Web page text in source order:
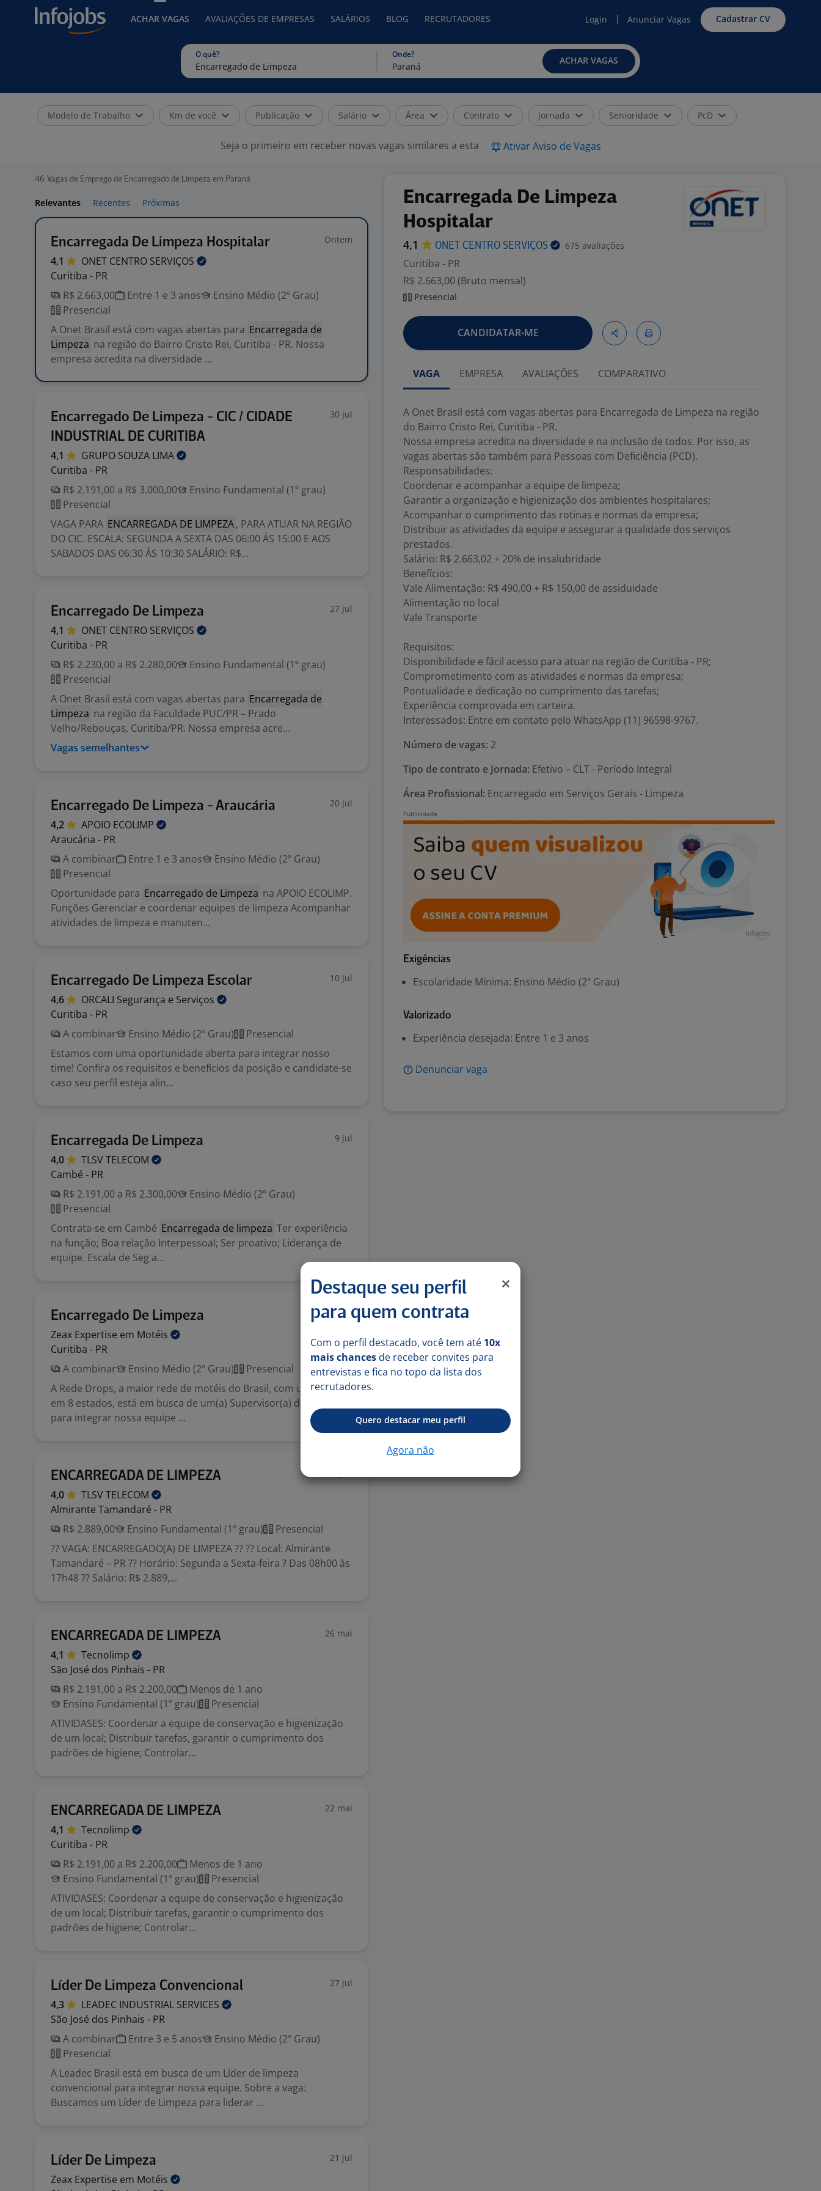
ACHAR VAGAS AVALIAÇÕES DE EMPRESAS SALÁRIOS BLOG RECRUTADORES Login Anunciar Vagas Cadastrar CV
O quê? Onde?
ACHAR VAGAS
Modelo de Trabalho Km de você Publicação Salário Área Contrato Jornada Senioridade PcD
Seja o primeiro em receber novas vagas similares a esta Ativar Aviso de Vagas
46 Vagas de Emprego de Encarregado de Limpeza em Paraná
Relevantes Recentes Próximas
Encarregada De Limpeza Hospitalar Ontem
4,1 ONET CENTRO SERVIÇOS
Curitiba - PR
R$ 2.663,00
Entre 1 e 3 anos
Ensino Médio (2º Grau)
Presencial
A Onet Brasil está com vagas abertas para Encarregada de
Limpeza na região do Bairro Cristo Rei, Curitiba - PR. Nossa
empresa acredita na diversidade ...
Encarregado De Limpeza - CIC / CIDADE
INDUSTRIAL DE CURITIBA
30 jul
4,1 GRUPO SOUZA LIMA
Curitiba - PR
R$ 2.191,00 a R$ 3.000,00
Ensino Fundamental (1º grau)
Presencial
VAGA PARA ENCARREGADA DE LIMPEZA, PARA ATUAR NA REGIÃO
DO CIC. ESCALA: SEGUNDA A SEXTA DAS 06:00 ÁS 15:00 E AOS
SABADOS DAS 06:30 ÁS 10:30 SALÁRIO: R$...
Encarregado De Limpeza 27 jul
4,1 ONET CENTRO SERVIÇOS
Curitiba - PR
R$ 2.230,00 a R$ 2.280,00
Ensino Fundamental (1º grau)
Presencial
A Onet Brasil está com vagas abertas para Encarregada de
Limpeza na região da Faculdade PUC/PR – Prado
Velho/Rebouças, Curitiba/PR. Nossa empresa acre...
Vagas semelhantes
Encarregado De Limpeza - Araucária 20 jul
4,2 APOIO ECOLIMP
Araucária - PR
A combinar
Entre 1 e 3 anos
Ensino Médio (2º Grau)
Presencial
Oportunidade para Encarregado de Limpeza na APOIO ECOLIMP.
Funções Gerenciar e coordenar equipes de limpeza Acompanhar
atividades de limpeza e manuten...
Encarregado De Limpeza Escolar 10 jul
4,6 ORCALI Segurança e Serviços
Curitiba - PR
A combinar
Ensino Médio (2º Grau)
Presencial
Estamos com uma oportunidade aberta para integrar nosso
time! Confira os requisitos e benefícios da posição e candidate-se
caso seu perfil esteja alin...
Encarregada De Limpeza 9 jul
4,0 TLSVTELECOM
Cambé - PR
R$ 2.191,00 a R$ 2.300,00
Ensino Médio (2º Grau)
Presencial
Contrata-se em Cambé Encarregada de limpeza Ter experiência
na função; Boa relação Interpessoal; Ser proativo; Liderança de
equipe. Escala de Seg a...
Encarregado De Limpeza 2 jul
Zeax Expertise em Motéis
Curitiba - PR
A combinar
Ensino Médio (2º Grau)
Presencial
A Rede Drops, a maior rede de motéis do Brasil, com unidades
em 8 estados, está em busca de um(a) Supervisor(a) de Limpeza
para integrar nossa equipe ...
ENCARREGADA DE LIMPEZA
4,0 TLSVTELECOM
Almirante Tamandaré - PR
R$ 2.889,00
Ensino Fundamental (1º grau)
Presencial
?? VAGA: ENCARREGADO(A) DE LIMPEZA ?? ?? Local: Almirante
Tamandaré – PR ?? Horário: Segunda a Sexta-feira ? Das 08h00 às
17h48 ?? Salário: R$ 2.889,...
ENCARREGADA DE LIMPEZA 26 mai
4,1
Tecnolimp
São José dos Pinhais - PR
R$ 2.191,00 a R$ 2.200,00
Menos de 1 ano
Ensino Fundamental (1º grau)
Presencial
ATIVIDASES: Coordenar a equipe de conservação e higienização
de um local; Distribuir tarefas, garantir o cumprimento dos
padrões de higiene; Controlar...
ENCARREGADA DE LIMPEZA 22 mai
4,1
Tecnolimp
Curitiba - PR
R$ 2.191,00 a R$ 2.200,00
Menos de 1 ano
Ensino Fundamental (1º grau)
Presencial
ATIVIDASES: Coordenar a equipe de conservação e higienização
de um local; Distribuir tarefas, garantir o cumprimento dos
padrões de higiene; Controlar...
Líder De Limpeza Convencional 27 jul
4,3 LEADEC INDUSTRIAL SERVICES
São José dos Pinhais - PR
A combinar
Entre 3 e 5 anos
Ensino Médio (2º Grau)
Presencial
A Leadec Brasil está em busca de um Líder de limpeza
convencional para integrar nossa equipe. Sobre a vaga:
Buscamos um Líder de Limpeza para liderar ...
Líder De Limpeza 21 jul
Zeax Expertise em Motéis
Encarregada De Limpeza
Hospitalar
4,1 ONET CENTRO SERVIÇOS 675 avaliações
Curitiba - PR
R$ 2.663,00 (Bruto mensal)
Presencial
CANDIDATAR-ME
VAGA EMPRESA AVALIAÇÕES COMPARATIVO
A Onet Brasil está com vagas abertas para Encarregada de Limpeza na região
do Bairro Cristo Rei, Curitiba - PR.
Nossa empresa acredita na diversidade e na inclusão de todos. Por isso, as
vagas abertas são também para Pessoas com Deficiência (PCD).
Responsabilidades:
Coordenar e acompanhar a equipe de limpeza;
Garantir a organização e higienização dos ambientes hospitalares;
Acompanhar o cumprimento das rotinas e normas da empresa;
Distribuir as atividades da equipe e assegurar a qualidade dos serviços
prestados.
Salário: R$ 2.663,02 + 20% de insalubridade
Benefícios:
Vale Alimentação: R$ 490,00 + R$ 150,00 de assiduidade
Alimentação no local
Vale Transporte
Requisitos:
Disponibilidade e fácil acesso para atuar na região de Curitiba - PR;
Comprometimento com as atividades e normas da empresa;
Pontualidade e dedicação no cumprimento das tarefas;
Experiência comprovada em carteira.
Interessados: Entre em contato pelo WhatsApp (11) 96598-9767.
Número de vagas: 2
Tipo de contrato e Jornada: Efetivo – CLT - Período Integral
Área Profissional: Encarregado em Serviços Gerais - Limpeza
Exigências
Escolaridade Mínima: Ensino Médio (2º Grau)
Valorizado
Experiência desejada: Entre 1 e 3 anos
Denunciar vaga
Destaque seu perfil
para quem contrata
Com o perfil destacado, você tem até 10x
mais chances de receber convites para
entrevistas e fica no topo da lista dos
recrutadores.
Quero destacar meu perfil
Agora não